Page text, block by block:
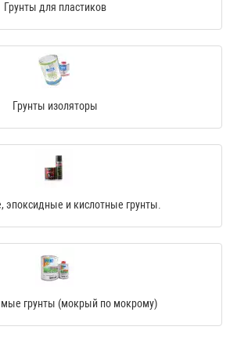
Грунты для пластиков
Грунты изоляторы
эпоксидные и кислотные грунты.
грунты (мокрый по мокрому)